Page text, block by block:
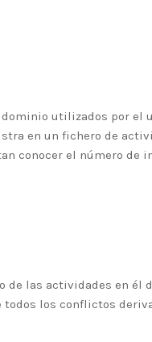
utilizados por el
en un fichero de
conocer el número de
las actividades en
los conflictos